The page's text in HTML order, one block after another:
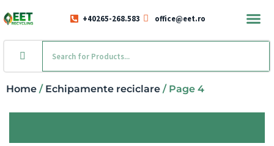
+40265-268.583 office@eet.ro
Home / Echipamente reciclare / Page 4